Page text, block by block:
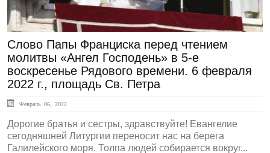
Слово Папы Франциска перед чтением
молитвы «Ангел Господень» в 5-е
воскресенье Рядового времени. 6 февраля
2022 г., площадь Св. Петра
Февраль 06, 2022
Дорогие братья и сестры, здравствуйте! Евангелие
сегодняшней Литургии переносит нас на берега
Галилейского моря. Толпа людей собирается вокруг...